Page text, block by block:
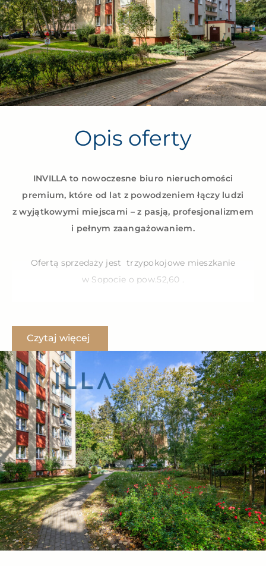
Opis oferty
INVILLA to nowoczesne biuro nieruchomości
premium, które od lat z powodzeniem łączy ludzi
z wyjątkowymi miejscami – z pasją, profesjonalizmem
i pełnym zaangażowaniem.
Ofertą sprzedaży jest trzypokojowe mieszkanie
w Sopocie o pow.52,60 .
od zgiełku turystycznego, a jednocześnie od plaży dzieli
nas tylko 15 minut spacerem.
Okolica bezpośrednio graniczy z Trójmiejskim Parkiem
Krajobrazowym, w którym znajdują się liczne ścieżki
spacerowe, rowerowe oraz trasy dla amatorów nart
biegowych.
W pobliskich pawilonach handlowo-usługowych
znajdują się sklepy ogólnospożywcze, zieleniak,
piekarnia, a także usługi – fryzjer, studio urody,
niedaleko jest żłobek i przedszkole, a także szkoła
podstawowa i liceum. Jest również przystanek
Czytaj więcej